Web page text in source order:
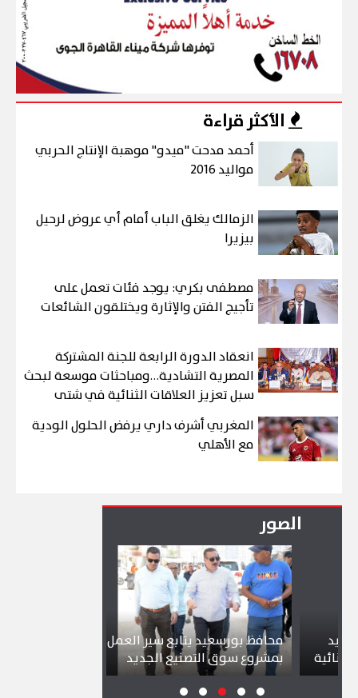
الأكثر قراءة
أحمد مدحت "ميدو" موهبة الإنتاج الحربي
مواليد 2016
الزمالك يغلق الباب أمام أي عروض لرحيل
بيزيرا
مصطفى بكري: يوجد فئات تعمل على
تأجيج الفتن والإثارة ويختلقون الشائعات
انعقاد الدورة الرابعة للجنة المشتركة
المصرية التشادية…ومباحثات موسعة لبحث
سبل تعزيز العلاقات الثنائية في شتى
المغربي أشرف داري يرفض الحلول الودية
مع الأهلي
الصور
محافظ بورسعيد يتابع سير العمل
بمشروع سوق التصنيع الجديد